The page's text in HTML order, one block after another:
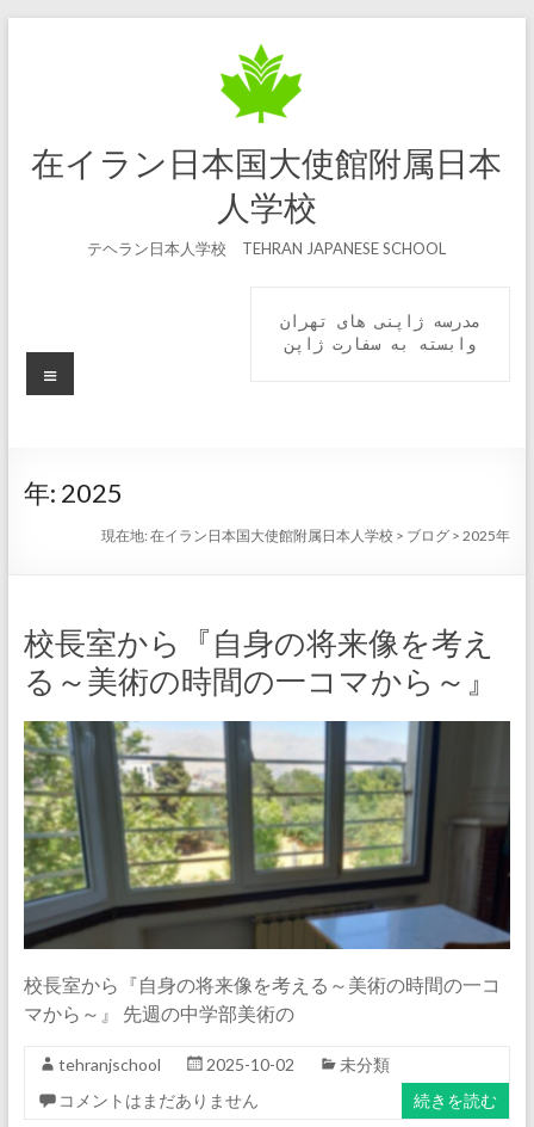
在イラン日本国大使館附属日本
人学校
テヘラン日本人学校 TEHRAN JAPANESE SCHOOL
مدرسه ژاپنی های تهران
メ
ニ
年: 2025
現在地:在イラン日本国大使館附属日本人学校 > ブログ >2025年
校長室から『自身の将来像を考え
る～美術の時間の一コマから～』
校長室から『自身の将来像を考える～美術の時間の一コ
マから～』 先週の中学部美術の
tehranjschool 2025-10-02
未分類
コメントはまだありません
続きを読む